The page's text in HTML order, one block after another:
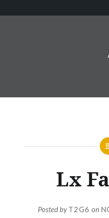
Lx
Posted byT2G6 on